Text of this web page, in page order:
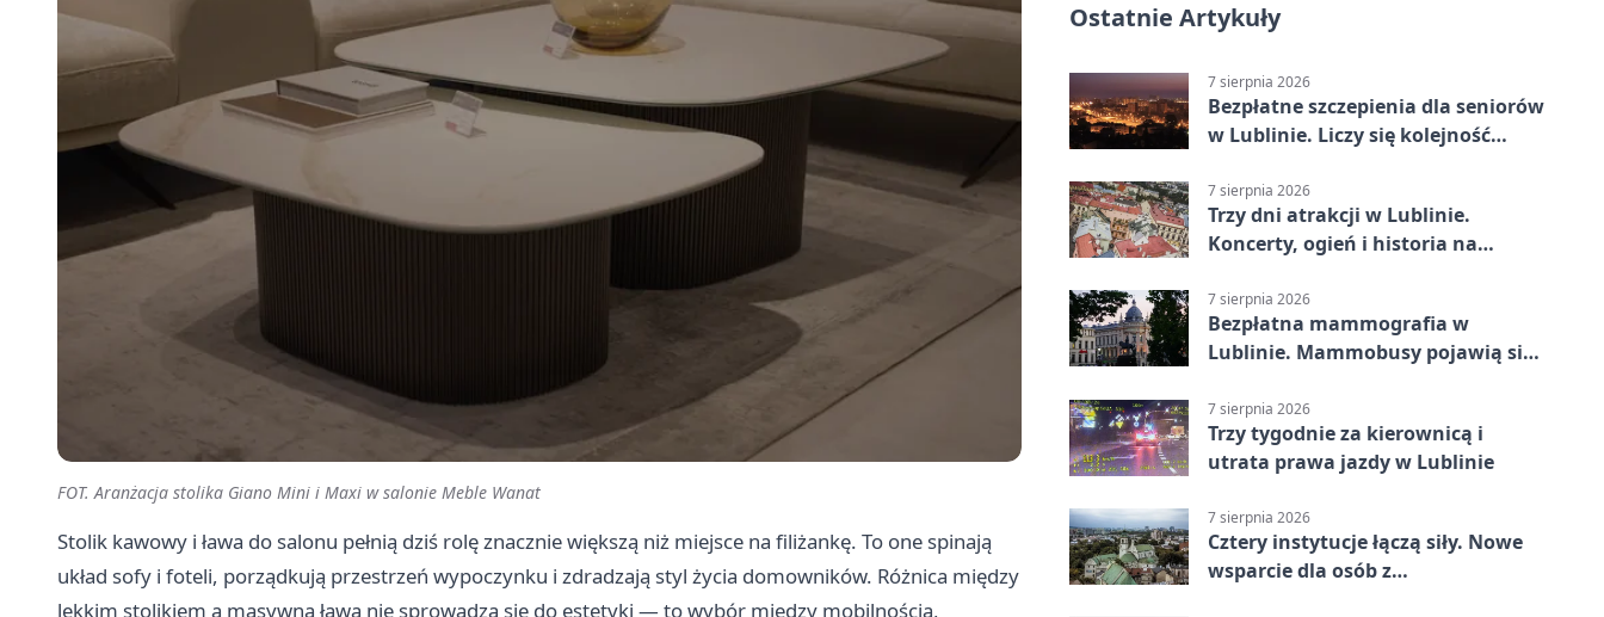
FOT. Aranżacja stolika Giano Mini i Maxi w salonie Meble Wanat
Stolik kawowy i ława do salonu pełnią dziś rolę znacznie większą niż miejsce na filiżankę. To one spinają
układ sofy i foteli, porządkują przestrzeń wypoczynku i zdradzają styl życia domowników. Różnica między
lekkim stolikiem a masywną ławą nie sprowadza się do estetyki — to wybór między mobilnością,
Ostatnie Artykuły
7 sierpnia 2026
Bezpłatne szczepienia dla seniorów
w Lublinie. Liczy się kolejność
7 sierpnia 2026
Trzy dni atrakcji w Lublinie.
Koncerty, ogień i historia na
7 sierpnia 2026
Bezpłatna mammografia w
Lublinie. Mammobusy pojawią się
7 sierpnia 2026
Trzy tygodnie za kierownicą i
utrata prawa jazdy w Lublinie
7 sierpnia 2026
Cztery instytucje łączą siły. Nowe
wsparcie dla osób z